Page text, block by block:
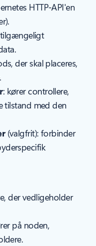
HTTP-API'en
tilgængeligt
der skal placeres,
: kører controllere,
tilstand med den
(valgfrit): forbinder
der vedligeholder
på noden,